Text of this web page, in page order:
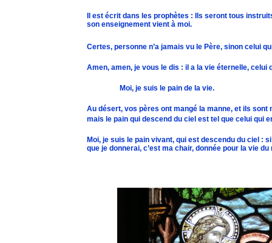
Il est écrit dans les prophètes : Ils seront tous
son enseignement vient à moi.
Certes, personne n’a jamais vu le Père, sinon celui
Amen, amen, je vous le dis : il a la vie éternelle, celui
Moi, je suis le pain de la vie.
Au désert, vos pères ont mangé la manne, et ils sont
mais le pain qui descend du ciel est tel que celui qui
Moi, je suis le pain vivant, qui est descendu du ciel :
que je donnerai, c’est ma chair, donnée pour la vie du